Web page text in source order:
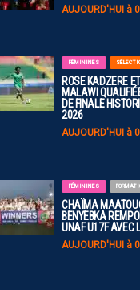
AUJOURD'HUI à
FÉMININES
ROSE KADZERE
MALAWI
DE FINALE
2026
AUJOURD'HUI à
FÉMININES
CHAÏMA
BENYEBKA
UNAF U17F AVEC
AUJOURD'HUI à